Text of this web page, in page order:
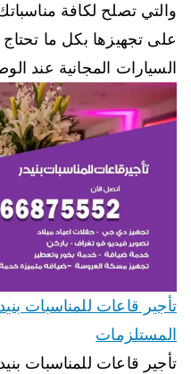
والتي تصلح لكافة
على تجهيزها بكل ما
السيارات المجانية عند
المستلزمات
تأجير قاعات للمناسبات